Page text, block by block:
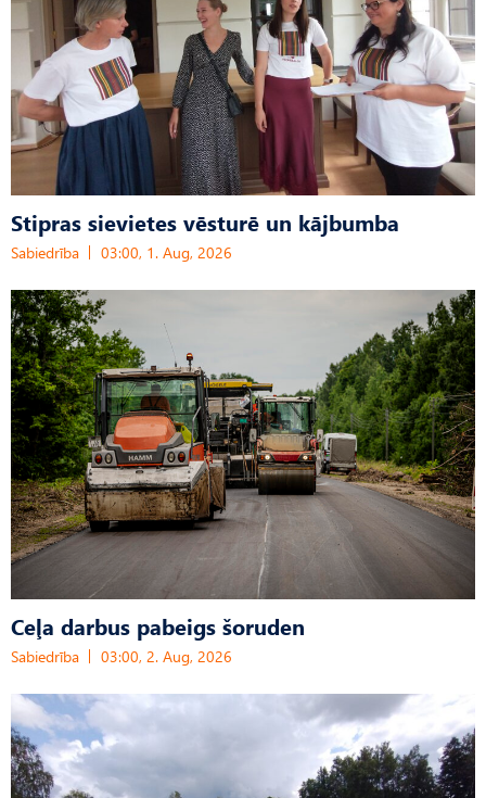
Stipras sievietes vēsturē un kājbumba
Sabiedrība 03:00, 1. Aug, 2026
Ceļa darbus pabeigs šoruden
Sabiedrība 03:00, 2. Aug, 2026